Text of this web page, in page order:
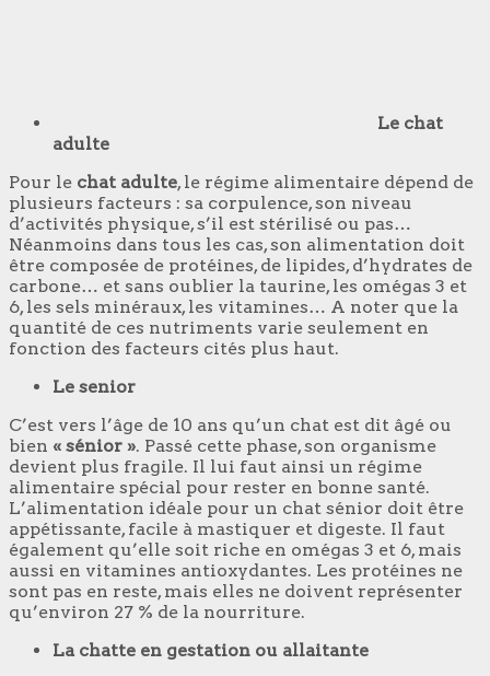
Le chat
adulte
Pour le chat adulte, le régime alimentaire dépend de
plusieurs facteurs : sa corpulence, son niveau
d’activités physique, s’il est stérilisé ou pas…
Néanmoins dans tous les cas, son alimentation doit
être composée de protéines, de lipides, d’hydrates de
carbone… et sans oublier la taurine, les omégas 3 et
6, les sels minéraux, les vitamines… A noter que la
quantité de ces nutriments varie seulement en
fonction des facteurs cités plus haut.
Le senior
C’est vers l’âge de 10 ans qu’un chat est dit âgé ou
bien « sénior ». Passé cette phase, son organisme
devient plus fragile. Il lui faut ainsi un régime
alimentaire spécial pour rester en bonne santé.
L’alimentation idéale pour un chat sénior doit être
appétissante, facile à mastiquer et digeste. Il faut
également qu’elle soit riche en omégas 3 et 6, mais
aussi en vitamines antioxydantes. Les protéines ne
sont pas en reste, mais elles ne doivent représenter
qu’environ 27 % de la nourriture.
La chatte en gestation ou allaitante